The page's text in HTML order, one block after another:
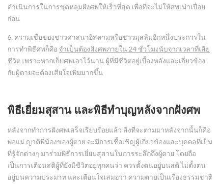
ดำเนินการในการขุดหลุมฝังศพให้เร็วที่สุด เพื่อที่จะไม่ให้ศพเน่าเปื่อย
ก่อน
6. ความเชื่อของชาวศาสนาอิสลามหรือชาวมุสลิมอีกหนึ่งประการใน
การทำพิธีศพก็คือ จำเป็นต้องฝังศพภายใน 24 ชั่วโมงนับจากเวลาที่เสีย
ชีวิต เพราะหากเก็บศพเอาไว้นาน ผู้ที่มีชีวิตอยู่เบื้องหลังและเกี่ยวข้อง
กับผู้ตายจะต้องเสียใจเพิ่มมากขึ้น
พิธีเยี่ยมสุสาน และพิธีทำบุญหลังจากฝังศพ
หลังจากทำการฝังศพเสร็จเรียบร้อยแล้ว สิ่งที่จะตามมาหลังจากนั้นก็คือ
พ่อแม่ ญาติพี่น้องของผู้ตาย จะมีการเชื้อเชิญผู้เกี่ยวข้องและบุคคลที่เป็น
ที่รู้จักต่างๆ มาร่วมพิธีการเยี่ยมสุสานในการระลึกถึงผู้ตาย โดยถือ
เป็นการเตือนสติผู้ที่ยังมีชีวิตอยู่ทุกคนว่า ควรตั้งตนอยู่บนสติ ไม่ตั้งตน
อยู่บนความประมาท และเตือนใจเสมอว่า ความตายเป็นเรื่องธรรมชาติ